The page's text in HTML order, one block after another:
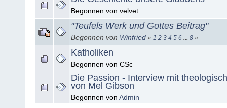
Begonnen von velvet
"Teufels Werk und Gottes Beitrag"
Begonnen von Winfried « 1 2 3 4 5 6 ... 8 »
Katholiken
Begonnen von CSc
Die Passion - Interview mit
von Mel Gibson
Begonnen von Admin